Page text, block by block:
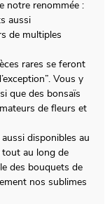
notre renommée :
aussi
de multiples
rares se feront
Vous y
que des bonsaïs
de fleurs et
disponibles au
tout au long de
des bouquets de
nos sublimes